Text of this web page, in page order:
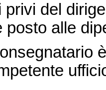
del
posto alle